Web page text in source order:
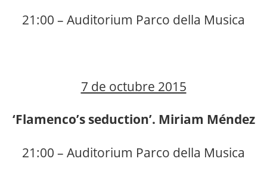
21:00 – Auditorium Parco della Musica
7 de octubre 2015
‘Flamenco’s seduction’. Miriam Méndez
21:00 – Auditorium Parco della Musica